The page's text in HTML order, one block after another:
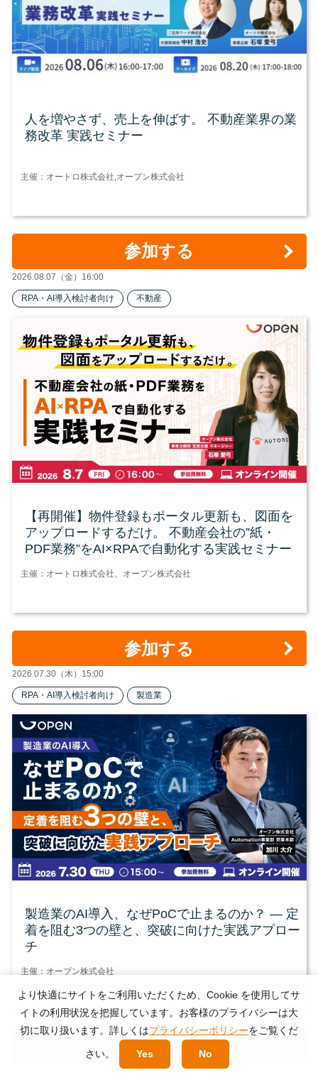
人を増やさず、売上を伸ばす。 不動産業界の業
務改革 実践セミナー
主催：オートロ株式会社,オープン株式会社
参加する
2026.08.07（金）16:00
RPA・AI導入検討者向け 不動産
【再開催】物件登録もポータル更新も、図面を
アップロードするだけ。 不動産会社の”紙・
PDF業務”をAI×RPAで自動化する実践セミナー
主催：オートロ株式会社、オープン株式会社
参加する
2026.07.30（木）15:00
RPA・AI導入検討者向け 製造業
製造業のAI導入、なぜPoCで止まるのか？ ― 定
着を阻む3つの壁と、突破に向けた実践アプロー
チ
主催：オープン株式会社
受付終了
より快適にサイトをご利用いただくため、Cookie を使用してサ
イトの利用状況を把握しています。お客様のプライバシーは大
切に取り扱います。詳しくはプライバシーポリシーをご覧くだ
さい。 Yes No